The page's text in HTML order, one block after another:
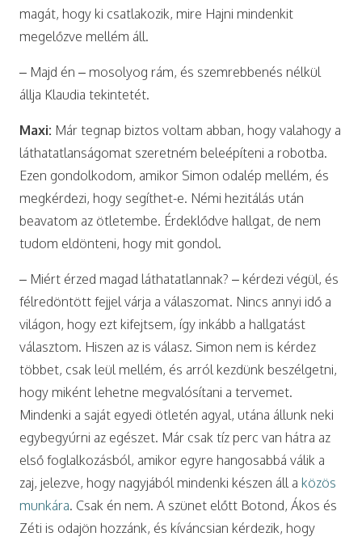
magát, hogy ki csatlakozik, mire Hajni mindenkit
megelőzve mellém áll.
– Majd én – mosolyog rám, és szemrebbenés nélkül
állja Klaudia tekintetét.
Maxi: Már tegnap biztos voltam abban, hogy valahogy a
láthatatlanságomat szeretném beleépíteni a robotba.
Ezen gondolkodom, amikor Simon odalép mellém, és
megkérdezi, hogy segíthet-e. Némi hezitálás után
beavatom az ötletembe. Érdeklődve hallgat, de nem
tudom eldönteni, hogy mit gondol.
– Miért érzed magad láthatatlannak? – kérdezi végül, és
félredöntött fejjel várja a válaszomat. Nincs annyi idő a
világon, hogy ezt kifejtsem, így inkább a hallgatást
választom. Hiszen az is válasz. Simon nem is kérdez
többet, csak leül mellém, és arról kezdünk beszélgetni,
hogy miként lehetne megvalósítani a tervemet.
Mindenki a saját egyedi ötletén agyal, utána állunk neki
egybegyúrni az egészet. Már csak tíz perc van hátra az
első foglalkozásból, amikor egyre hangosabbá válik a
zaj, jelezve, hogy nagyjából mindenki készen áll a közös
munkára. Csak én nem. A szünet előtt Botond, Ákos és
Zéti is odajön hozzánk, és kíváncsian kérdezik, hogy